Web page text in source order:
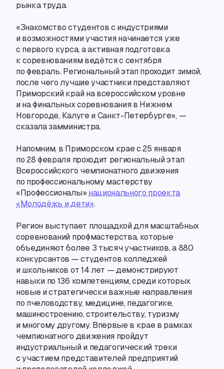
рынка труда.
«Знакомство студентов с индустриями
и возможностями участия начинается уже
с первого курса, а активная подготовка
к соревнованиям ведётся с сентября
по февраль. Региональный этап проходит зимой,
после чего лучшие участники представляют
Приморский край на всероссийском уровне
и на финальных соревнования в Нижнем
Новгороде, Калуге и Санкт-Петербурге», —
сказала замминистра.
Напомним, в Приморском крае с 25 января
по 28 февраля проходит региональный этап
Всероссийского чемпионатного движения
по профессиональному мастерству
«Профессионалы» национального проекта
«Молодёжь и дети».
Регион выступает площадкой для масштабных
соревнований профмастерства, которые
объединяют более 3 тысяч участников,а 880
конкурсантов — студентов колледжей
и школьников от 14 лет — демонстрируют
навыки по 136 компетенциям,среди которых
новые и стратегически важные направления
по пчеловодству, медицине, педагогике,
машиностроению,строительству, туризму
и многому другому. Впервые в крае в рамках
чемпионатного движения пройдут
индустриальный и педагогический треки
с участием представителей предприятий